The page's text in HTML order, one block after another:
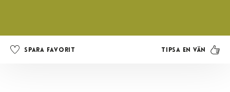
Spara favorit Tipsa en vän